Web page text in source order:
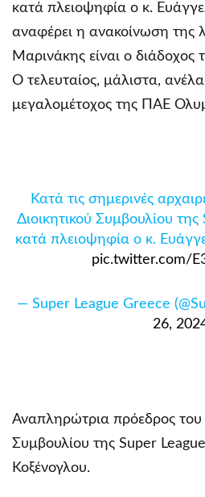
κατά πλειοψηφία ο κ.
αναφέρει η ανακοίνωση της
Μαρινάκης είναι ο
Ο τελευταίος, μάλιστα,
μεγαλομέτοχος της ΠΑΕ
Κατά τις σημερινές
Διοικητικού Συμβουλίου
κατά πλειοψηφία ο κ.
pic.twitter.com/
— Super League Greece
26,
Αναπληρώτρια πρόεδρος του
Συμβουλίου της Super
Κοξένογλου.